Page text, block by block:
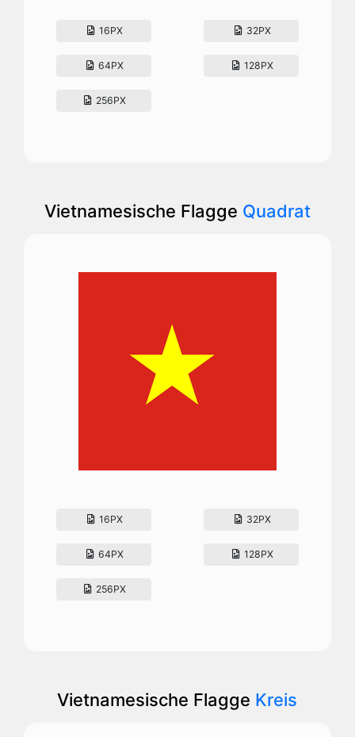
16PX 32PX
64PX 128PX
256PX
Vietnamesische Flagge Quadrat
16PX 32PX
64PX 128PX
256PX
Vietnamesische Flagge Kreis